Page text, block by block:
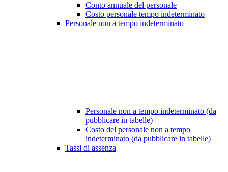
Conto annuale del personale
Costo personale tempo indeterminato
Personale non a tempo indeterminato
Personale non a tempo indeterminato (da
pubblicare in tabelle)
Costo del personale non a tempo
indeterminato (da pubblicare in tabelle)
Tassi di assenza